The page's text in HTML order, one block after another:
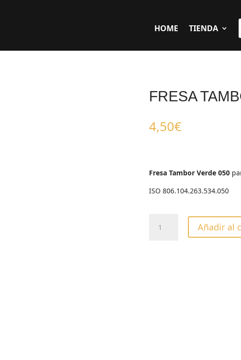
HOME TIENDA
FRESA
4,50€
Fresa Tambor Verde 050
ISO 806.104.263.534.050
TAMBOR
Añadir al